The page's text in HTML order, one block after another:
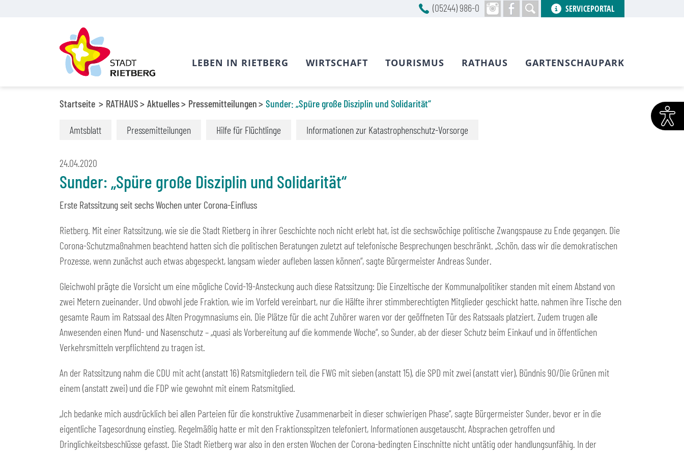
Startseite RATHAUS Aktuelles Pressemitteilungen Sunder: „Spüre große Disziplin und Solidarität“
Amtsblatt Pressemitteilungen Hilfe für Flüchtlinge Informationen zur Katastrophenschutz-Vorsorge
24.04.2020
Sunder: „Spüre große Disziplin und Solidarität“
Erste Ratssitzung seit sechs Wochen unter Corona-Einfluss
Rietberg. Mit einer Ratssitzung, wie sie die Stadt Rietberg in ihrer Geschichte noch nicht erlebt hat, ist die sechswöchige politische Zwangspause zu Ende gegangen. Die
Corona-Schutzmaßnahmen beachtend hatten sich die politischen Beratungen zuletzt auf telefonische Besprechungen beschränkt. „Schön, dass wir die demokratischen
Prozesse, wenn zunächst auch etwas abgespeckt, langsam wieder aufleben lassen können“, sagte Bürgermeister Andreas Sunder.
Gleichwohl prägte die Vorsicht um eine mögliche Covid-19-Ansteckung auch diese Ratssitzung: Die Einzeltische der Kommunalpolitiker standen mit einem Abstand von
zwei Metern zueinander. Und obwohl jede Fraktion, wie im Vorfeld vereinbart, nur die Hälfte ihrer stimmberechtigten Mitglieder geschickt hatte, nahmen ihre Tische den
gesamte Raum im Ratssaal des Alten Progymnasiums ein. Die Plätze für die acht Zuhörer waren vor der geöffneten Tür des Ratssaals platziert. Zudem trugen alle
Anwesenden einen Mund- und Nasenschutz – „quasi als Vorbereitung auf die kommende Woche“, so Sunder, ab der dieser Schutz beim Einkauf und in öffentlichen
Verkehrsmitteln verpflichtend zu tragen ist.
An der Ratssitzung nahm die CDU mit acht (anstatt 16) Ratsmitgliedern teil, die FWG mit sieben (anstatt 15), die SPD mit zwei (anstatt vier), Bündnis 90/Die Grünen mit
einem (anstatt zwei) und die FDP wie gewohnt mit einem Ratsmitglied.
„Ich bedanke mich ausdrücklich bei allen Parteien für die konstruktive Zusammenarbeit in dieser schwierigen Phase“, sagte Bürgermeister Sunder, bevor er in die
eigentliche Tagesordnung einstieg. Regelmäßig hatte er mit den Fraktionsspitzen telefoniert, Informationen ausgetauscht, Absprachen getroffen und
Dringlichkeitsbeschlüsse gefasst. Die Stadt Rietberg war also in den ersten Wochen der Corona-bedingten Einschnitte nicht untätig oder handlungsunfähig. In der
(05244) 986-0 SERVICEPORTAL
LEBEN IN RIETBERG WIRTSCHAFT TOURISMUS RATHAUS GARTENSCHAUPARK